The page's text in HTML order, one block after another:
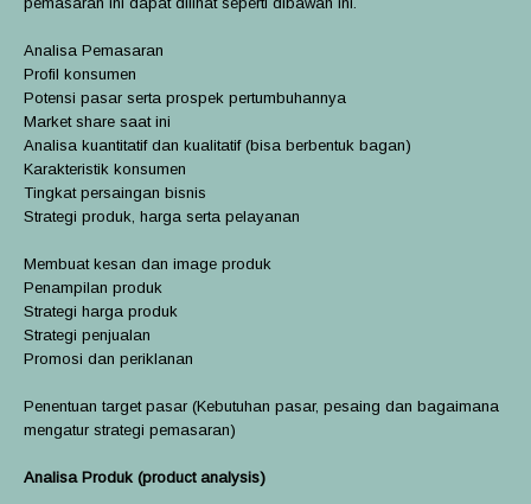
Analisa Pemasaran
Profil konsumen
Potensi pasar serta prospek pertumbuhannya
Market share saat ini
Analisa kuantitatif dan kualitatif (bisa berbentuk bagan)
Karakteristik konsumen
Tingkat persaingan bisnis
Strategi produk, harga serta pelayanan
Membuat kesan dan image produk
Penampilan produk
Strategi harga produk
Strategi penjualan
Promosi dan periklanan
Penentuan target pasar (Kebutuhan pasar, pesaing dan bagaimana
mengatur strategi pemasaran)
Analisa Produk (product analysis)